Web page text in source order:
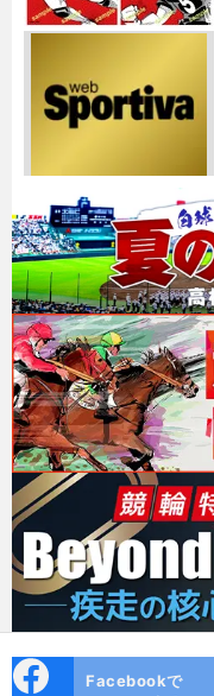
Facebookで